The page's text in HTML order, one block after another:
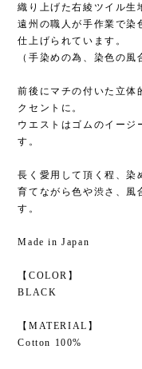
織り上げた右綾ツイル生
遠州の職人が手作業で染
仕上げられています。
（手染めの為、染色の風
前後にマチの付いた立体
クセントに。
ウエストはゴムのイージ
す。
長く愛用して頂く程、染
育てながら色や渋さ、風
す。
Made in Japan
【COLOR】
BLACK
【MATERIAL】
Cotton 100%